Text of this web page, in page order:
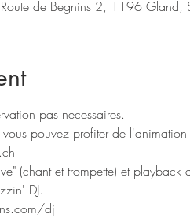
de Begnins 2, 1196 Gland,
pas necessaires.
pouvez profiter de
(chant et trompette) et
DJ.
dj